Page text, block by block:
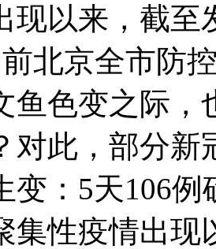
现以来，截至
北京全市防
鱼色变之际
对此，部分新
变：5天106
集性疫情出现